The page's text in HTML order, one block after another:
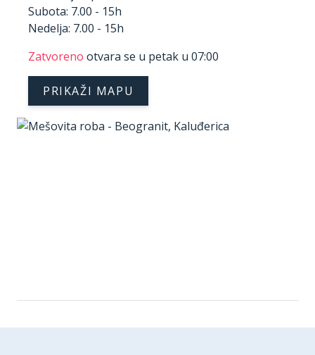
Subota: 7.00 - 15h
Nedelja: 7.00 - 15h
Zatvoreno otvara se u petak u 07:00
PRIKAŽI MAPU